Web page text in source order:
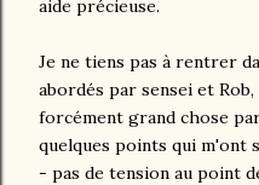
aide précieuse.
Je ne tiens pas à rentrer
abordés par sensei et
forcément grand chose
quelques points qui m'ont
- pas de tension au point